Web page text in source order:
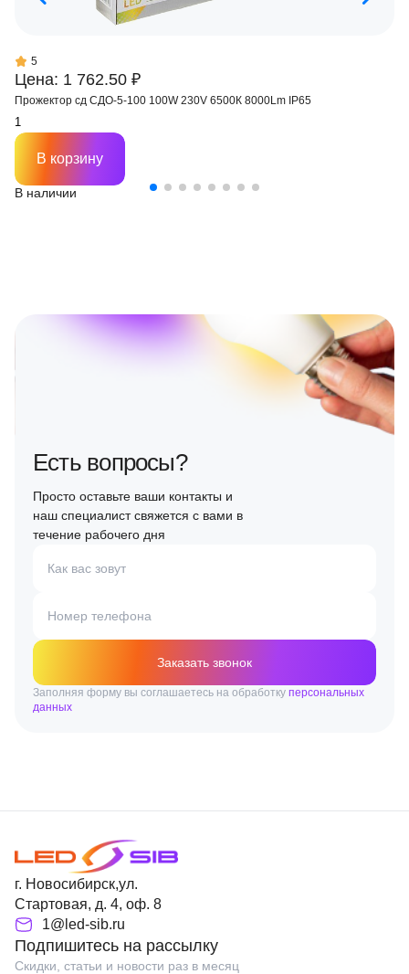
Цена: 1 762.50 ₽
5
Прожектор сд СДО-5-100 100W 230V 6500К 8000Lm IP65
В наличии
В корзину
Есть вопросы?
Просто оставьте ваши контакты и
наш специалист свяжется с вами в
течение рабочего дня
Как вас зовут
Номер телефона
Заказать звонок
Заполняя форму вы соглашаетесь на обработку персональных
данных
г. Новосибирск,ул.
Стартовая, д. 4, оф. 8
1@led-sib.ru
Подпишитесь на рассылку
Скидки, статьи и новости раз в месяц